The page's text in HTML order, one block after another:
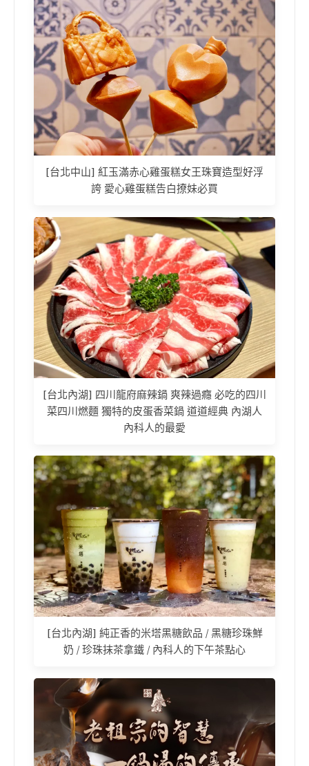
[台北中山] 紅玉滿赤心雞蛋糕女王珠寶造型好浮
誇 愛心雞蛋糕告白撩妹必買
[台北內湖] 四川龍府麻辣鍋 爽辣過癮 必吃的四川
菜四川燃麵 獨特的皮蛋香菜鍋 道道經典 內湖人
內科人的最愛
[台北內湖] 純正香的米塔黑糖飲品 / 黑糖珍珠鮮
奶 / 珍珠抹茶拿鐵 / 內科人的下午茶點心